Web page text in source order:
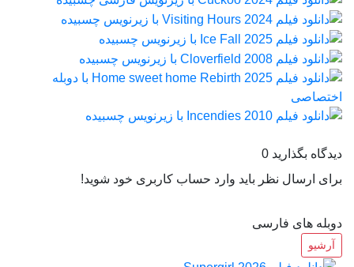
دیدگاه بگذارید 0
برای ارسال نظر باید وارد حساب کاربری خود شوید!
دوبله های فارسی
آرشیو